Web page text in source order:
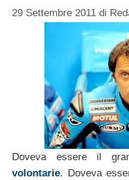
29 Settembre 2011 di
Doveva essere il
volontarie. Doveva